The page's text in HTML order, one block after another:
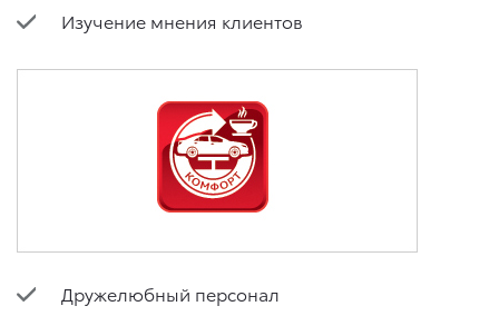
Изучение мнения клиентов
Дружелюбный персонал